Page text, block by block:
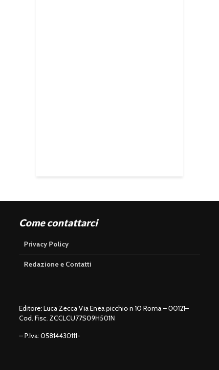
Come contattarci
Privacy Policy
Redazione e Contatti
Editore: Luca Zecca Via Enea picchio n 10 Roma – 00121–
Cod. Fisc. ZCCLCU77S09H501N
– P.Iva: 05814430111-